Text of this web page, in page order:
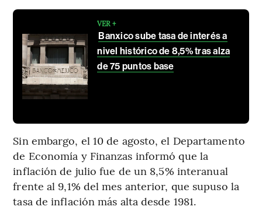
VER +
Banxico sube tasa de interés a
nivel histórico de 8,5% tras alza
de 75 puntos base
Sin embargo, el 10 de agosto, el Departamento
de Economía y Finanzas informó que la
inflación de julio fue de un 8,5% interanual
frente al 9,1% del mes anterior, que supuso la
tasa de inflación más alta desde 1981.